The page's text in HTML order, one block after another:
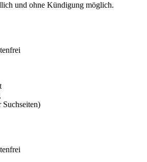
und ohne Kündigung möglich.
Suchseiten)